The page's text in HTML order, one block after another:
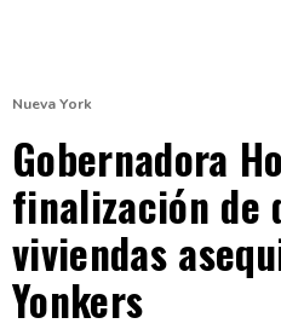
Nueva York
Gobernadora
finalización de
viviendas
Yonkers